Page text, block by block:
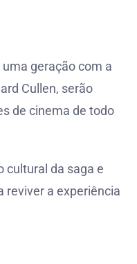
geração com a
Cullen, serão
de cinema de todo
cultural da saga e
reviver a experiência